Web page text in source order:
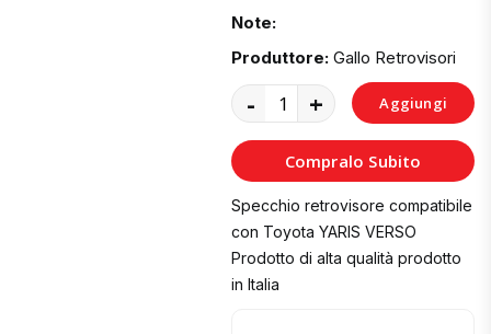
Note:
Produttore: Gallo Retrovisori
- + Aggiungi
al
Carrello
Compralo Subito
Specchio retrovisore compatibile
con Toyota YARIS VERSO
Prodotto di alta qualità prodotto
in Italia